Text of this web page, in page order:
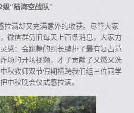
“陆海空战队”
拉满却又充满意外的收获。尽管大家
微信群仍旧每天上百条消息，大家力
感：会跳舞的组长编排了最有复古范
场的开场视频，才子贡献了又燃又洗
秋教师双节假期横跨我们组三位同学
中秋晚会仪式感拉满。